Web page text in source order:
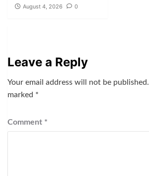
August 4, 2026 0
Leave a Reply
Your email address will not be published.
marked *
Comment *